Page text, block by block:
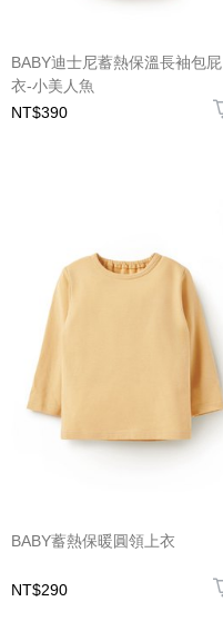
BABY迪士尼蓄熱保溫長袖包屁
衣-小美人魚
NT$390
BABY蓄熱保暖圓領上衣
NT$290